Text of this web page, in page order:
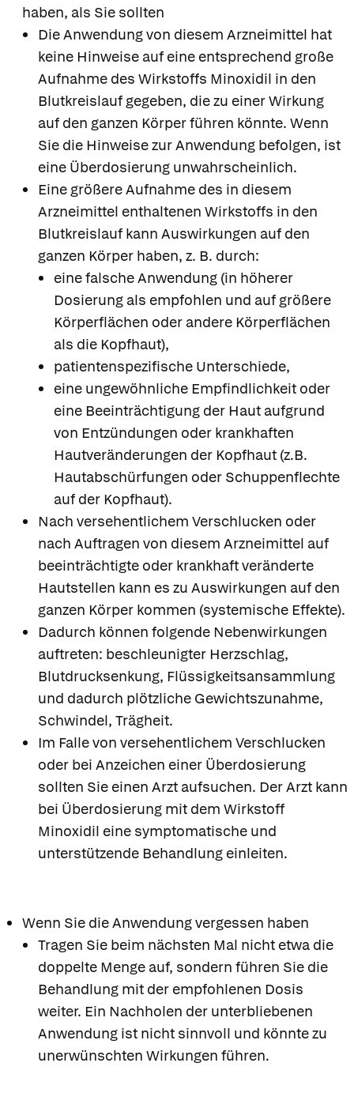
haben, als Sie sollten
Die Anwendung von diesem Arzneimittel hat
keine Hinweise auf eine entsprechend große
Aufnahme des Wirkstoffs Minoxidil in den
Blutkreislauf gegeben, die zu einer Wirkung
auf den ganzen Körper führen könnte. Wenn
Sie die Hinweise zur Anwendung befolgen, ist
eine Überdosierung unwahrscheinlich.
Eine größere Aufnahme des in diesem
Arzneimittel enthaltenen Wirkstoffs in den
Blutkreislauf kann Auswirkungen auf den
ganzen Körper haben, z. B. durch:
eine falsche Anwendung (in höherer
Dosierung als empfohlen und auf größere
Körperflächen oder andere Körperflächen
als die Kopfhaut),
patientenspezifische Unterschiede,
eine ungewöhnliche Empfindlichkeit oder
eine Beeinträchtigung der Haut aufgrund
von Entzündungen oder krankhaften
Hautveränderungen der Kopfhaut (z.B.
Hautabschürfungen oder Schuppenflechte
auf der Kopfhaut).
Nach versehentlichem Verschlucken oder
nach Auftragen von diesem Arzneimittel auf
beeinträchtigte oder krankhaft veränderte
Hautstellen kann es zu Auswirkungen auf den
ganzen Körper kommen (systemische Effekte).
Dadurch können folgende Nebenwirkungen
auftreten: beschleunigter Herzschlag,
Blutdrucksenkung, Flüssigkeitsansammlung
und dadurch plötzliche Gewichtszunahme,
Schwindel, Trägheit.
Im Falle von versehentlichem Verschlucken
oder bei Anzeichen einer Überdosierung
sollten Sie einen Arzt aufsuchen. Der Arzt kann
bei Überdosierung mit dem Wirkstoff
Minoxidil eine symptomatische und
unterstützende Behandlung einleiten.
Wenn Sie die Anwendung vergessen haben
Tragen Sie beim nächsten Mal nicht etwa die
doppelte Menge auf, sondern führen Sie die
Behandlung mit der empfohlenen Dosis
weiter. Ein Nachholen der unterbliebenen
Anwendung ist nicht sinnvoll und könnte zu
unerwünschten Wirkungen führen.